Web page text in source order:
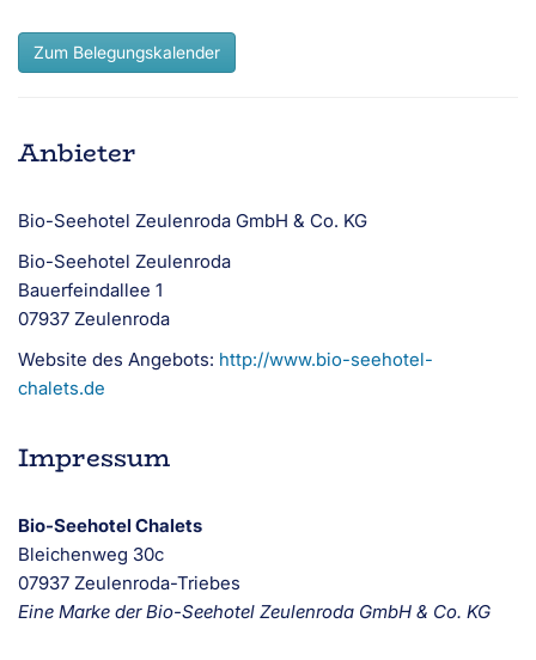
Zum Belegungskalender
Anbieter
Bio-Seehotel Zeulenroda GmbH & Co. KG
Bio-Seehotel Zeulenroda
Bauerfeindallee 1
07937 Zeulenroda
Website des Angebots: http://www.bio-seehotel-
chalets.de
Impressum
Bio-Seehotel Chalets
Bleichenweg 30c
07937 Zeulenroda-Triebes
Eine Marke der Bio-Seehotel Zeulenroda GmbH & Co. KG